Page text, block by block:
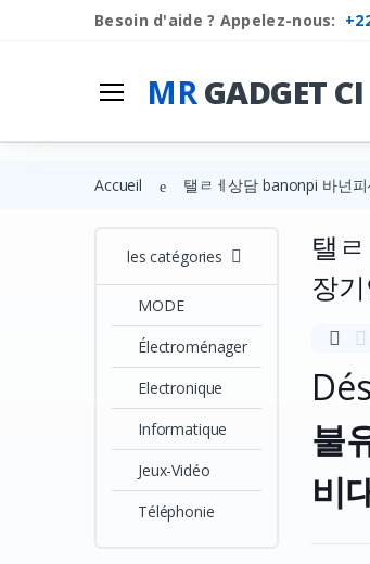
Besoin d'aide ? Appelez-nous:
MRGADGET CI
Accueil 탤ㄹㅔ상담 banonpi 바넌
les catégories
MODE
Électroménager
Electronique
Informatique
Jeux-Vidéo
Téléphonie
탤
장
불
비